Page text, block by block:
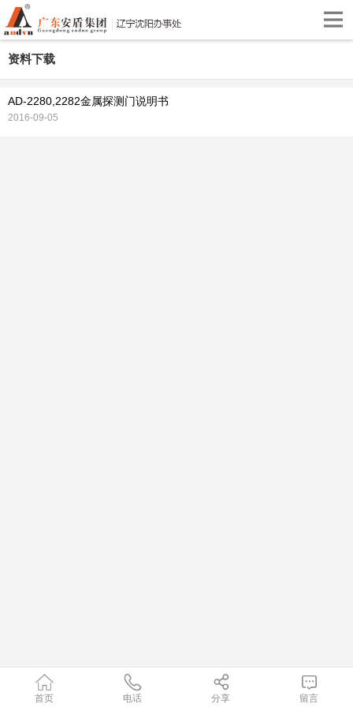
资料下载
AD-2280,2282金属探测门说明书
2016-09-05
首页 电话 分享 留言